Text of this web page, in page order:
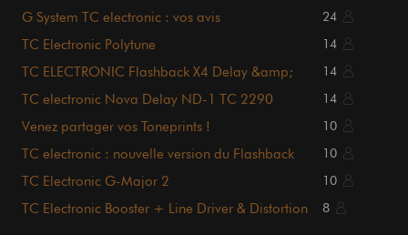
G System TC electronic : vos avis 24
TC Electronic Polytune 14
TC ELECTRONIC Flashback X4 Delay &amp;
14
TC electronic Nova Delay ND-1 TC 2290
14
Venez partager vos Toneprints ! 10
TC electronic : nouvelle version du Flashback
10
TC Electronic G-Major 2 10
TC Electronic Booster + Line Driver & Distortion 8